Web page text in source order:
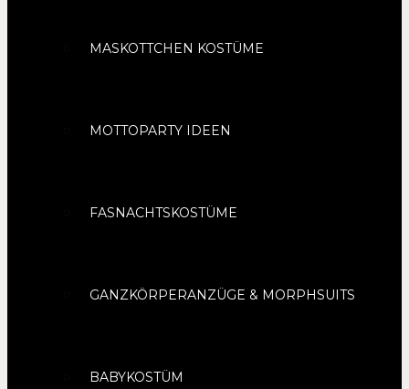
MASKOTTCHEN KOSTÜME
MOTTOPARTY IDEEN
FASNACHTSKOSTÜME
GANZKÖRPERANZÜGE & MORPHSUITS
BABYKOSTÜM